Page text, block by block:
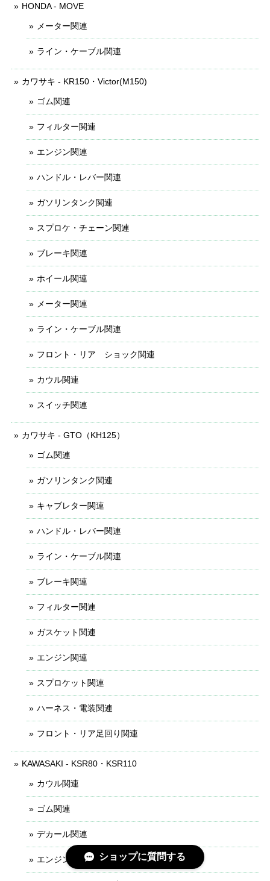
HONDA - MOVE
メーター関連
ライン・ケーブル関連
カワサキ - KR150・Victor(M150)
ゴム関連
フィルター関連
エンジン関連
ハンドル・レバー関連
ガソリンタンク関連
スプロケ・チェーン関連
ブレーキ関連
ホイール関連
メーター関連
ライン・ケーブル関連
フロント・リア ショック関連
カウル関連
スイッチ関連
カワサキ - GTO（KH125）
ゴム関連
ガソリンタンク関連
キャブレター関連
ハンドル・レバー関連
ライン・ケーブル関連
ブレーキ関連
フィルター関連
ガスケット関連
エンジン関連
スプロケット関連
ハーネス・電装関連
フロント・リア足回り関連
KAWASAKI - KSR80・KSR110
カウル関連
ゴム関連
デカール関連
エンジン内パーツショップに質問する